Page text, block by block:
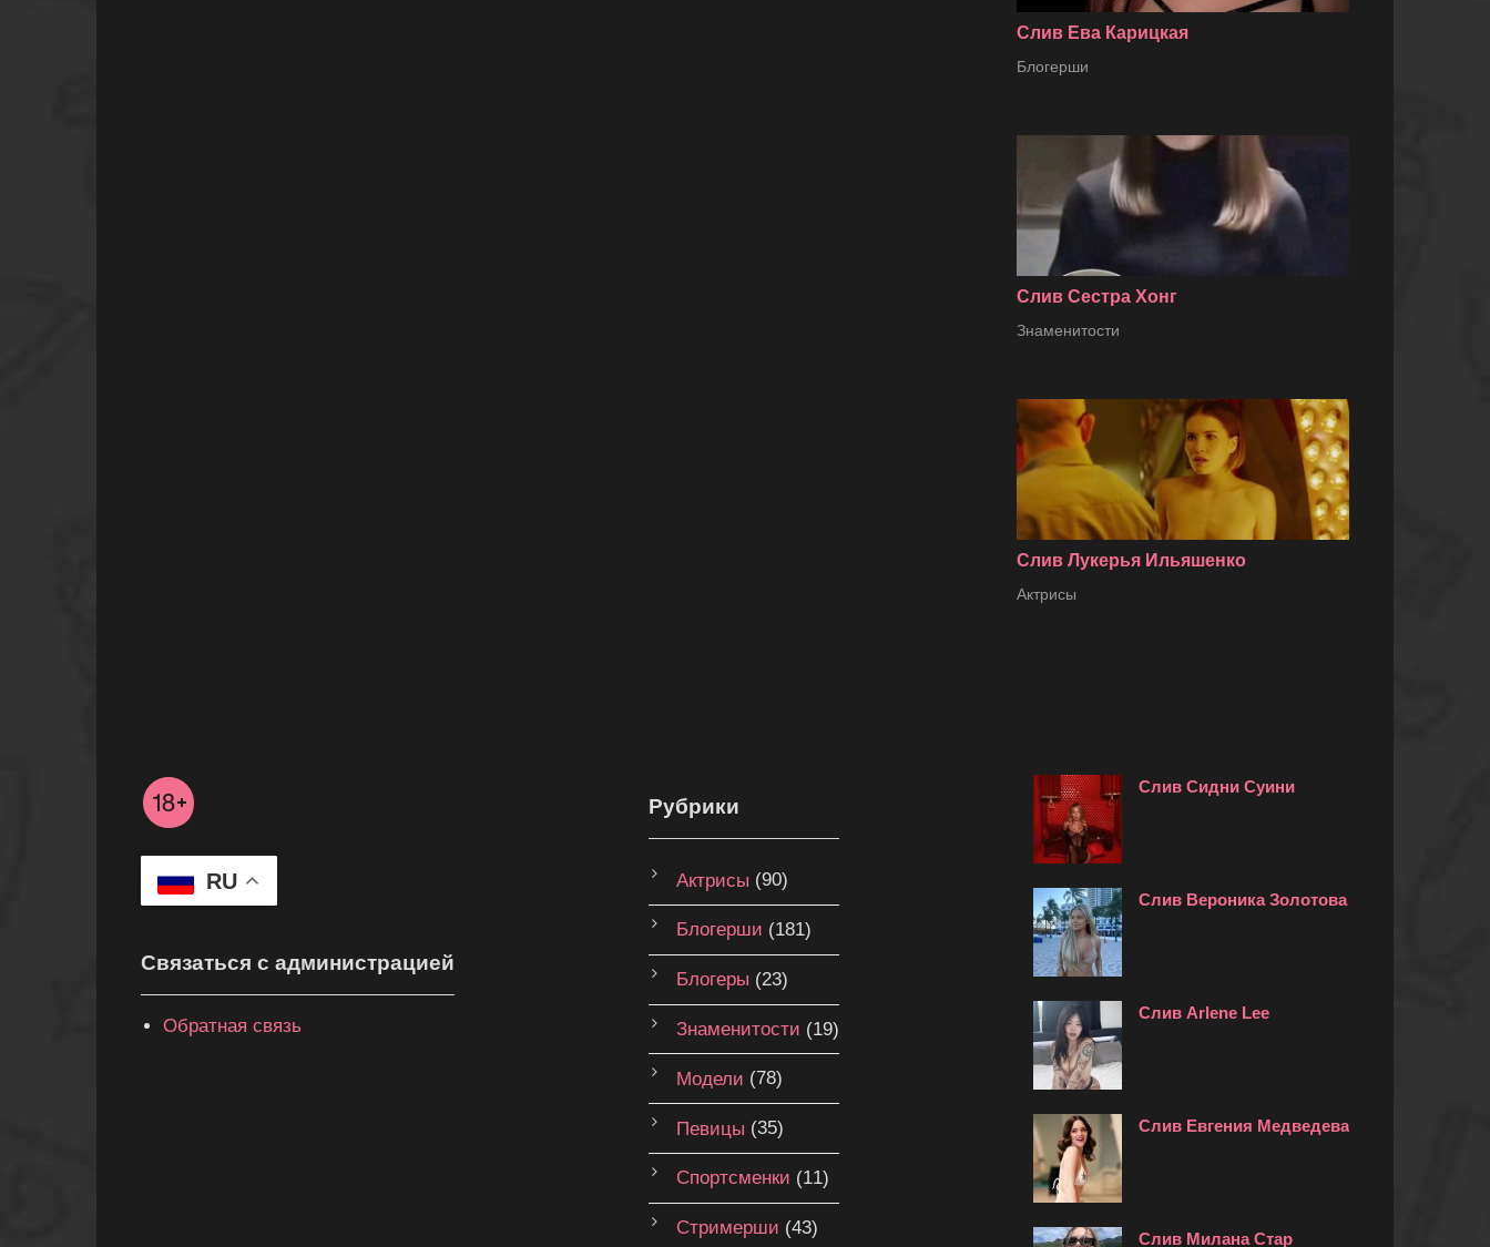
Слив Ева Карицкая
Блогерши
Слив Сестра Хонг
Знаменитости
Слив Лукерья Ильяшенко
Актрисы
RU
Связаться с администрацией
Обратная связь
Рубрики
Актрисы (90)
Блогерши (181)
Блогеры (23)
Знаменитости (19)
Модели (78)
Певицы (35)
Спортсменки (11)
Стримерши (43)
Слив Сидни Суини
Слив Вероника Золотова
Слив Arlene Lee
Слив Евгения Медведева
Слив Милана Стар